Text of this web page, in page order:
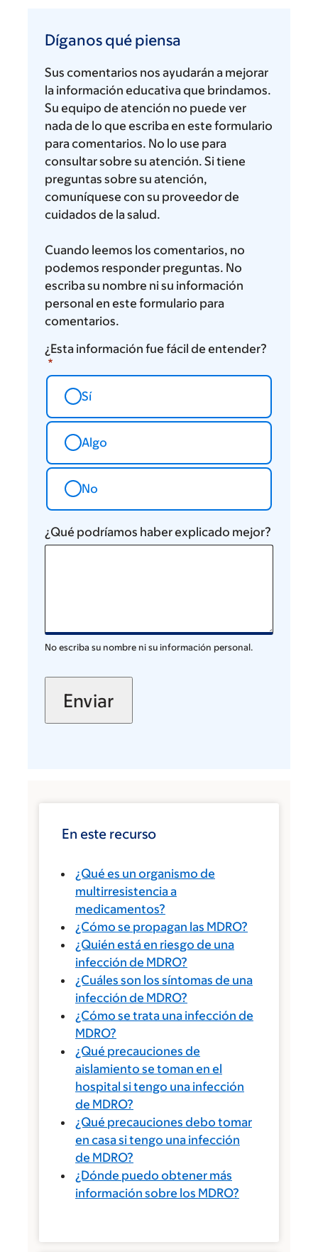
qué
piensa
Díganos qué piensa
Sus comentarios nos ayudarán a mejorar
la información educativa que brindamos.
Su equipo de atención no puede ver
nada de lo que escriba en este formulario
para comentarios. No lo use para
consultar sobre su atención. Si tiene
preguntas sobre su atención,
comuníquese con su proveedor de
cuidados de la salud.
Cuando leemos los comentarios, no
podemos responder preguntas. No
escriba su nombre ni su información
personal en este formulario para
comentarios.
¿Esta información fue fácil de entender?
Sí
Algo
No
¿Qué podríamos haber explicado mejor?
No escriba su nombre ni su información personal.
En este recurso
¿Qué es un organismo de
multirresistencia a
medicamentos?
¿Cómo se propagan las MDRO?
¿Quién está en riesgo de una
infección de MDRO?
¿Cuáles son los síntomas de una
infección de MDRO?
¿Cómo se trata una infección de
MDRO?
¿Qué precauciones de
aislamiento se toman en el
hospital si tengo una infección
de MDRO?
¿Qué precauciones debo tomar
en casa si tengo una infección
de MDRO?
¿Dónde puedo obtener más
información sobre los MDRO?